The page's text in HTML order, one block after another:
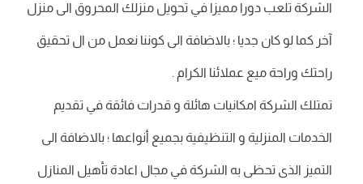
الشركة تلعب دورا مميزا في تحويل منزلك المحروق الى منزل
آخر كما لو كان جديا ؛ بالاضافة الى كوننا نعمل من ال تحقيق
راحتك وراحة ميع عملائنا الكرام .
تمتلك الشركة امكانيات هائلة و قدرات فائقة في تقديم
الخدمات المنزلية و التنظيفية بجميع أنواعها ؛ بالاضافة الى
التميز الذى تحظى به الشركة في مجال اعادة تأهيل المنازل